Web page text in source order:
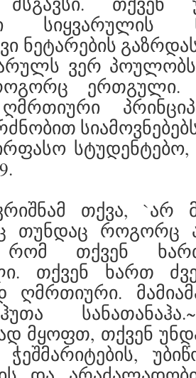
სიყვარულის
ნეტარების
ვერ
ერთგული.
სტუდენტებო,
თქვა, `არ
თუნდაც როგორც
თქვენ
თქვენ ხართ
ღმრთიური.
მყოფთ, თქვენ
ჭეშმარიტების,